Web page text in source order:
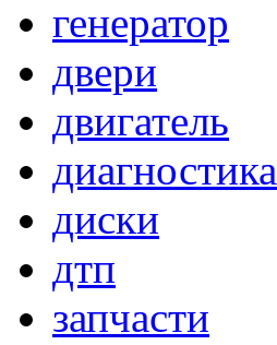
генератор
двери
двигатель
диагностика
диски
дтп
запчасти